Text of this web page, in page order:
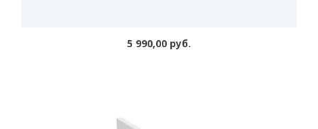
5 990,00 руб.